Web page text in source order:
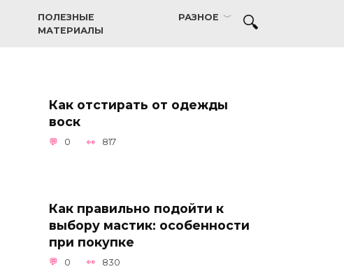
ПОЛЕЗНЫЕ
МАТЕРИАЛЫ
РАЗНОЕ
Как отстирать от одежды
воск
0 817
Как правильно подойти к
выбору мастик: особенности
при покупке
0 830